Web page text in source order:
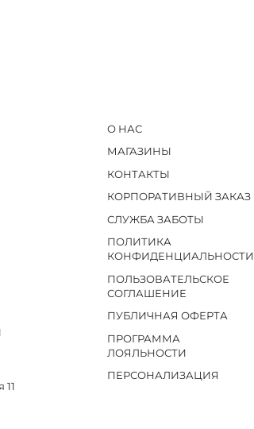
О НАС
МАГАЗИНЫ
КОНТАКТЫ
КОРПОРАТИВНЫЙ ЗАКАЗ
СЛУЖБА ЗАБОТЫ
ПОЛИТИКА
КОНФИДЕНЦИАЛЬНОСТИ
ПОЛЬЗОВАТЕЛЬСКОЕ
СОГЛАШЕНИЕ
ПУБЛИЧНАЯ ОФЕРТА
ПРОГРАММА
ЛОЯЛЬНОСТИ
ПЕРСОНАЛИЗАЦИЯ